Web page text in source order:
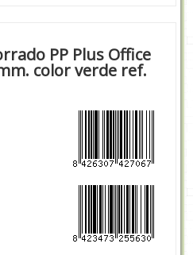
PP Plus Office
color verde ref.